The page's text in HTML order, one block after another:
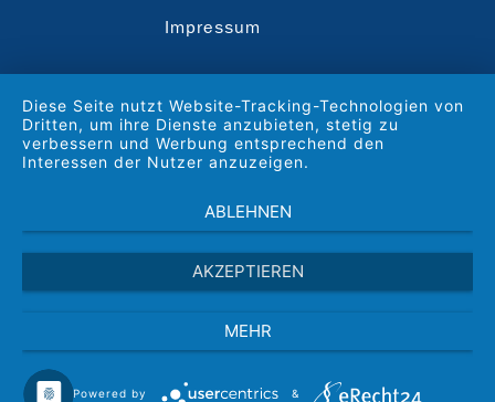
Impressum
Diese Seite nutzt Website-Tracking-Technologien von
Dritten, um ihre Dienste anzubieten, stetig zu
verbessern und Werbung entsprechend den
Interessen der Nutzer anzuzeigen.
ABLEHNEN
AKZEPTIEREN
MEHR
Powered by &